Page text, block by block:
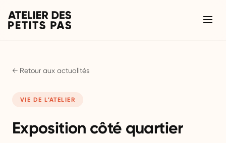
← Retour aux actualités
VIE DE L’ATELIER
Exposition côté quartier